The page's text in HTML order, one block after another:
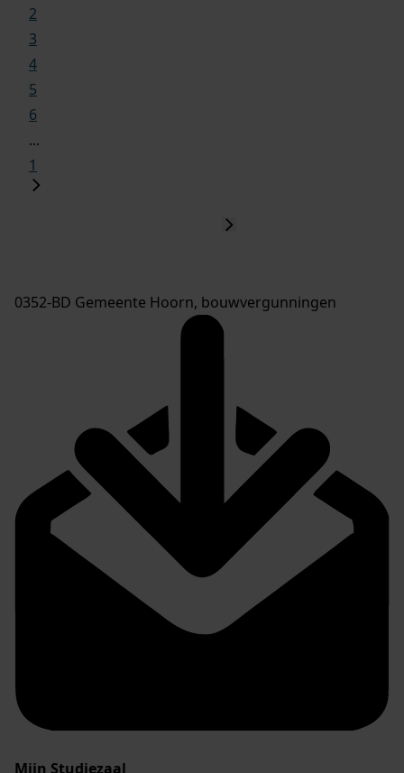
2
3
4
5
6
...
1
0352-BD Gemeente Hoorn, bouwvergunningen
Mijn Studiezaal